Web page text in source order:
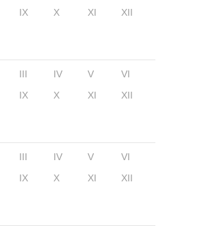
IX X XI XII
III IV V
VI
IX X XI XII
III IV V
VI
IX X XI XII